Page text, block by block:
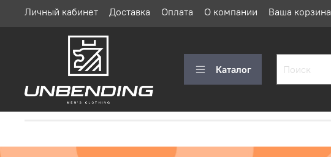
Личный кабинет Доставка Оплата О компании Ваша корзина
Каталог